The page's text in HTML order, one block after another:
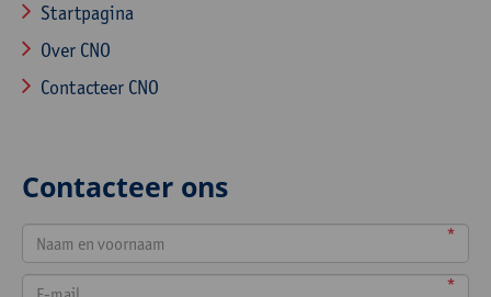
Startpagina
Over CNO
Contacteer CNO
Contacteer ons
*
*